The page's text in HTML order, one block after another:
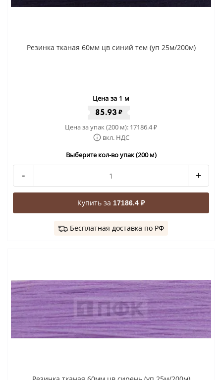
Резинка тканая 60мм цв синий тем (уп 25м/200м)
Цена за 1 м
85.93 ₽
Цена за упак (200 м): 17186.4₽
вкл. НДС
Выберите кол-во упак (200 м)
- +
Купить за 17186.4 ₽
Бесплатная доставка по РФ